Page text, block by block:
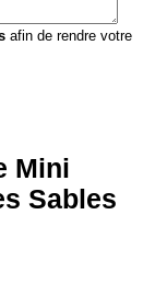
afin de rendre votre
Mini
Sables